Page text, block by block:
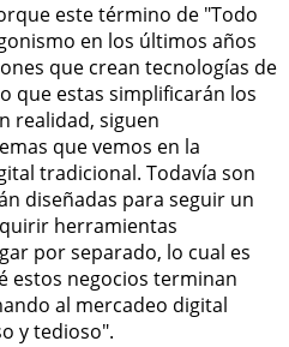
este término de "Todo
en los últimos años
que crean tecnologías de
que estas simplificarán los
realidad, siguen
que vemos en la
tradicional. Todavía son
diseñadas para seguir un
herramientas
por separado, lo cual es
estos negocios terminan
al mercadeo digital
y tedioso".